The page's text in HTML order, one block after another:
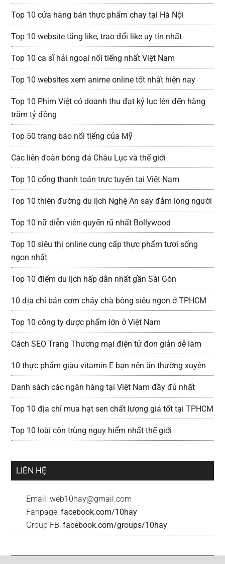
Top 10 cửa hàng bán thực phẩm chay tại Hà Nội
Top 10 website tăng like, trao đổi like uy tín nhất
Top 10 ca sĩ hải ngoại nổi tiếng nhất Việt Nam
Top 10 websites xem anime online tốt nhất hiện nay
Top 10 Phim Việt có doanh thu đạt kỷ lục lên đến hàng
trăm tỷ đồng
Top 50 trang báo nổi tiếng của Mỹ
Các liên đoàn bóng đá Châu Lục và thế giới
Top 10 cổng thanh toán trực tuyến tại Việt Nam
Top 10 thiên đường du lịch Nghệ An say đắm lòng người
Top 10 nữ diễn viên quyến rũ nhất Bollywood
Top 10 siêu thị online cung cấp thực phẩm tươi sống
ngon nhất
Top 10 điểm du lịch hấp dẫn nhất gần Sài Gòn
10 địa chỉ bán cơm cháy chà bông siêu ngon ở TPHCM
Top 10 công ty dược phẩm lớn ở Việt Nam
Cách SEO Trang Thương mại điện tử đơn giản dễ làm
10 thực phẩm giàu vitamin E bạn nên ăn thường xuyên
Danh sách các ngân hàng tại Việt Nam đầy đủ nhất
Top 10 địa chỉ mua hạt sen chất lượng giá tốt tại TPHCM
Top 10 loài côn trùng nguy hiểm nhất thế giới
LIÊN HỆ
Email:web10hay@gmail.com
Fanpage:facebook.com/10hay
Group FB:facebook.com/groups/10hay